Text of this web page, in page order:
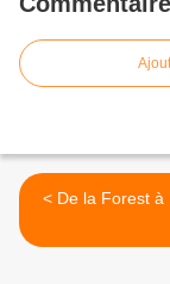
< De la Forest